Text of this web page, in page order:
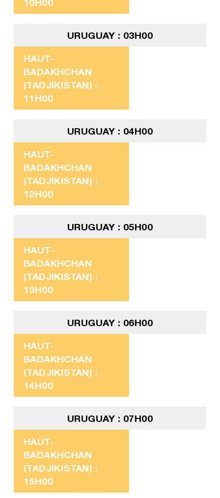
URUGUAY : 03H00
HAUT-
BADAKHCHAN
(TADJIKISTAN) :
11H00
URUGUAY : 04H00
HAUT-
BADAKHCHAN
(TADJIKISTAN) :
12H00
URUGUAY : 05H00
HAUT-
BADAKHCHAN
(TADJIKISTAN) :
13H00
URUGUAY : 06H00
HAUT-
BADAKHCHAN
(TADJIKISTAN) :
14H00
URUGUAY : 07H00
HAUT-
BADAKHCHAN
(TADJIKISTAN) :
15H00